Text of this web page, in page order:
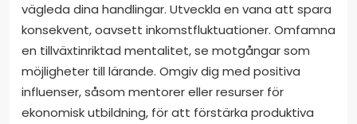
vägleda dina handlingar. Utveckla en vana att spara
konsekvent, oavsett inkomstfluktuationer. Omfamna
en tillväxtinriktad mentalitet, se motgångar som
möjligheter till lärande. Omgiv dig med positiva
influenser, såsom mentorer eller resurser för
ekonomisk utbildning, för att förstärka produktiva